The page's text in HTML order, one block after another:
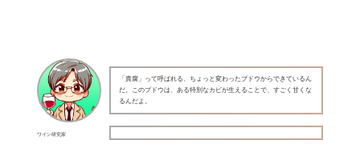
ワイン研究家
「貴腐」って呼ばれる、ちょっと変わったブドウからできているん
だ。このブドウは、ある特別なカビが生えることで、すごく甘くな
るんだよ。